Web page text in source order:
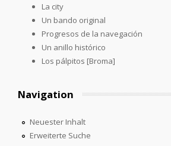
La city
Un bando original
Progresos de la navegación
Un anillo histórico
Los pálpitos [Broma]
Navigation
Neuester Inhalt
Erweiterte Suche